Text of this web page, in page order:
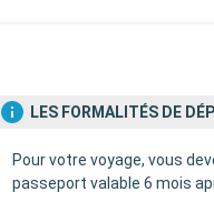
LES FORMALITÉS DE
Pour votre voyage, vous
passeport valable 6 mois